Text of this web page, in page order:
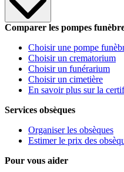
Comparer les pompes
Choisir une pompe
Choisir un crematorium
Choisir un funérarium
Choisir un cimetière
En savoir plus sur la
Services obsèques
Organiser les obsèques
Estimer le prix des
Pour vous aider